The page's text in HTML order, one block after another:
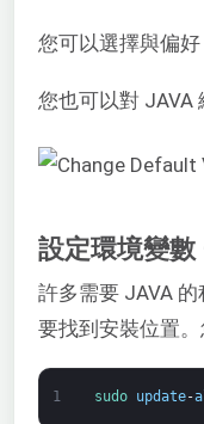
您可以選擇與偏
您也可以對 JAVA
設定環境變數
許多需要 JAVA
要找到安裝位置
1 sudo update-